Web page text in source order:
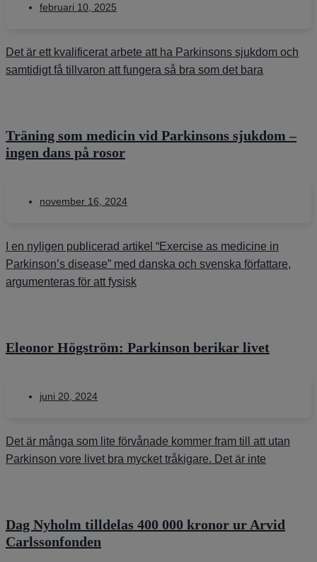
februari 10, 2025
Det är ett kvalificerat arbete att ha​ Parkinsons sjukdom och
samtidigt få tillvaron att fungera så bra som det bara
Träning som medicin vid Parkinsons sjukdom –
ingen dans på rosor
november 16, 2024
I en nyligen publicerad artikel “Exercise as medicine in
Parkinson’s disease” med danska och svenska författare,
argumenteras för att fysisk
Eleonor Högström: Parkinson berikar livet
juni 20, 2024
Det är många som lite förvånade kommer fram till att utan
Parkinson vore livet bra mycket tråkigare. Det är inte
Dag Nyholm tilldelas 400 000 kronor ur Arvid
Carlssonfonden